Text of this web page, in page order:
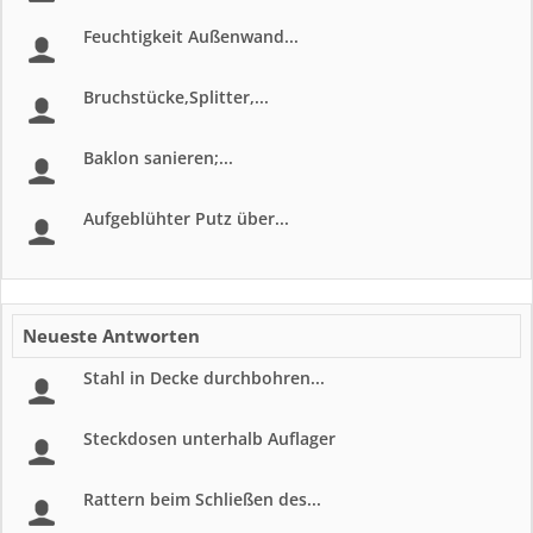
Feuchtigkeit Außenwand...
Bruchstücke,Splitter,...
Baklon sanieren;...
Aufgeblühter Putz über...
Neueste Antworten
Stahl in Decke durchbohren...
Steckdosen unterhalb Auflager
Rattern beim Schließen des...